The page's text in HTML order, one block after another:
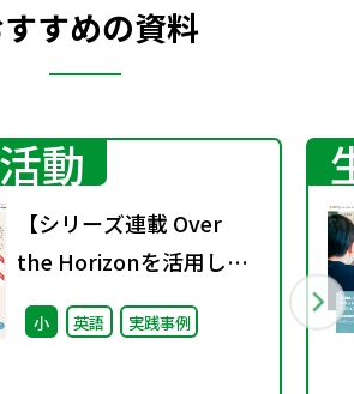
すめの資料
動
【シリーズ連載 Over
the Horizonを活用した
言語活動の充実】第2
回 国際教育の視点を取
小 英語 実践事例